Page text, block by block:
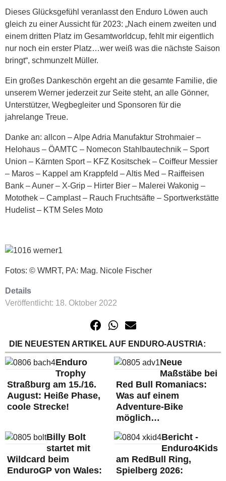
Dieses Glücksgefühl veranlasst den Enduro Löwen auch
gleich zu einer Aussicht für 2023: „Nach einem zweiten und
einem dritten Platz im Gesamtworldcup, fehlt mir eigentlich
nur noch ein erster Platz…wer weiß was die nächste Saison
bringt“, schmunzelt Müller.
Ein großes Dankeschön ergeht an die gesamte Familie, die
unserem Werner jederzeit zur Seite steht, an alle Gönner,
Unterstützer, Wegbegleiter und Sponsoren für die
jahrelange Treue.
Danke an: allcon – Alpe Adria Manufaktur Strohmaier –
Helohaus – ÖAMTC – Nomecon Stahlbautechnik – Sport
Union – Kärnten Sport – KFZ Kositschek – Coiffeur Messier
– Maros – Kappel am Krappfeld – Altis Med – Raiffeisen
Bank – Auner – X-Grip – Hirter Bier – Malerei Wakonig –
Motothek – Camplast – Rauch Fruchtsäfte – Sportwerkstätte
Hudelist – KTM Seles Moto
Fotos: © WMRT, PA: Mag. Nicole Fischer
Details
Veröffentlicht: 18. Oktober 2022
DIE NEUESTEN ARTIKEL AUF ENDURO-AUSTRIA:
Enduro
Trophy
Straßburg am 15./16.
August: Heiße Phase,
coole Strecke!
Neue
Maßstäbe bei
Red Bull Romaniacs:
Was auf einem
Adventure-Bike
möglich…
Billy Bolt
startet mit
Wildcard beim
EnduroGP von Wales:
Bericht -
Enduro4Kids
am RedBull Ring,
Spielberg 2026: